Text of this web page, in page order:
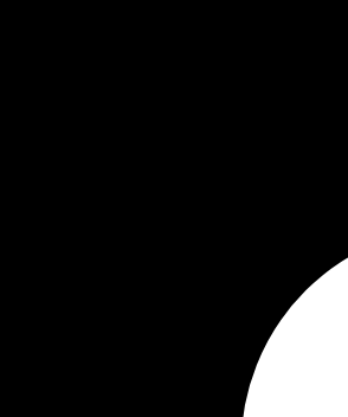
newsletter. Consulta la nostra
sul trattamento dei tuoi dati. Puoi